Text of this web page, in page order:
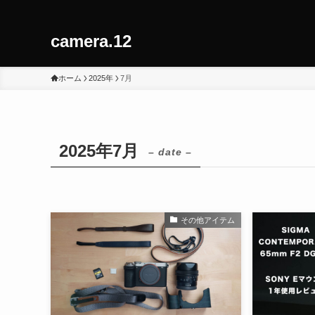
camera.12
ホーム 2025年 7月
2025年7月 – date –
その他アイテム